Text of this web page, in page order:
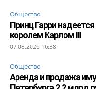
Общество
Принц Гарри
королем Карлом III
07.08.2026 16:38
Общество
Аренда и продажа